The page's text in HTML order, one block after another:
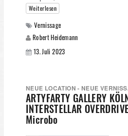
Weiterlesen
Vernissage
Robert Heidemann
13. Juli 2023
NEUE LOCATION - NEUE
ARTYFARTY GALLERY
INTERSTELLAR
Microbo